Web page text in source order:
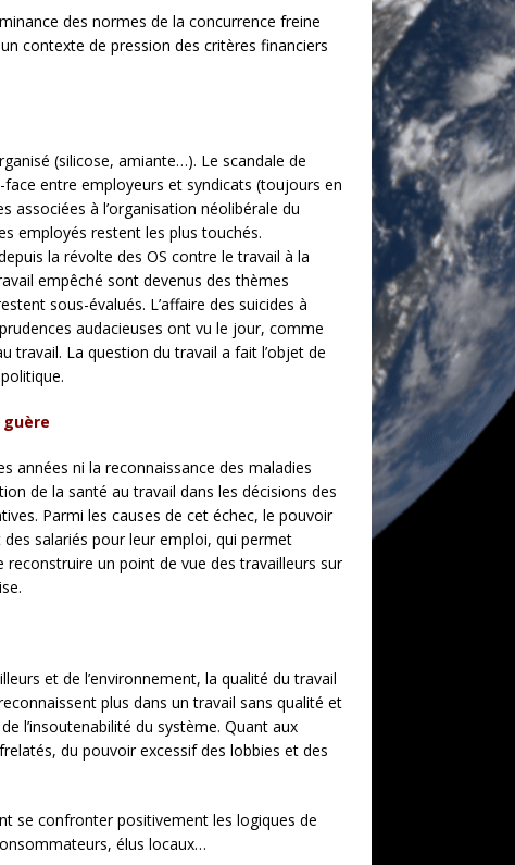
des normes de la concurrence freine
contexte de pression des critères financiers
(silicose, amiante…). Le scandale de
entre employeurs et syndicats (toujours en
associées à l’organisation néolibérale du
employés restent les plus touchés.
la révolte des OS contre le travail à la
empêché sont devenus des thèmes
sous-évalués. L’affaire des suicides à
audacieuses ont vu le jour, comme
travail. La question du travail a fait l’objet de
années ni la reconnaissance des maladies
de la santé au travail dans les décisions des
Parmi les causes de cet échec, le pouvoir
salariés pour leur emploi, qui permet
un point de vue des travailleurs sur
et de l’environnement, la qualité du travail
plus dans un travail sans qualité et
l’insoutenabilité du système. Quant aux
du pouvoir excessif des lobbies et des
se confronter positivement les logiques de
élus locaux…